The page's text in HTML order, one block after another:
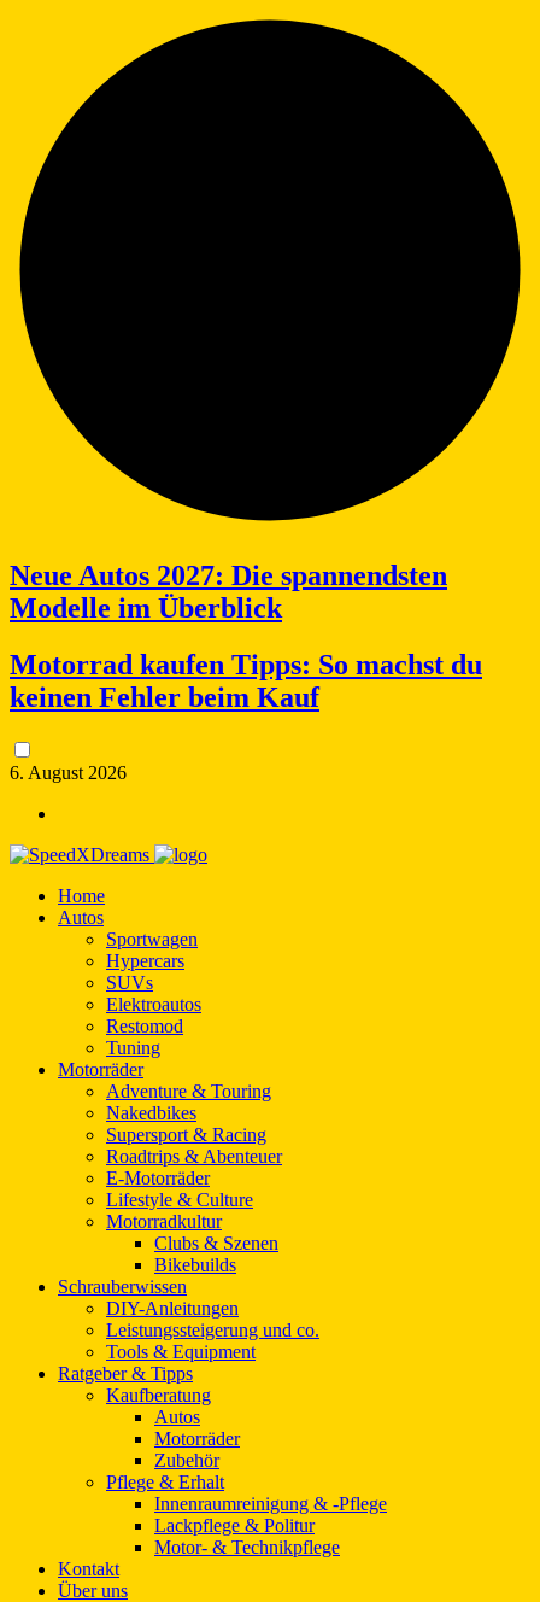
Neue Autos 2027: Die spannendsten
Modelle im Überblick
Motorrad kaufen Tipps: So machst du
keinen Fehler beim Kauf
6. August 2026
Home
Autos
Sportwagen
Hypercars
SUVs
Elektroautos
Restomod
Tuning
Motorräder
Adventure & Touring
Nakedbikes
Supersport & Racing
Roadtrips & Abenteuer
E-Motorräder
Lifestyle & Culture
Motorradkultur
Clubs & Szenen
Bikebuilds
Schrauberwissen
DIY-Anleitungen
Leistungssteigerung und co.
Tools & Equipment
Ratgeber & Tipps
Kaufberatung
Autos
Motorräder
Zubehör
Pflege & Erhalt
Innenraumreinigung & -Pflege
Lackpflege & Politur
Motor- & Technikpflege
Kontakt
Über uns